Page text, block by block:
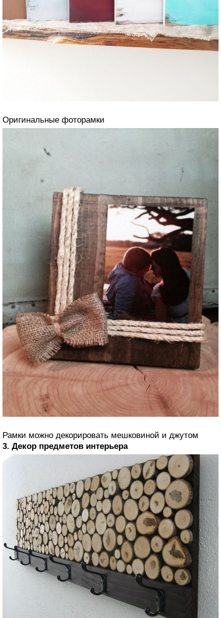
Оригинальные фоторамки
Рамки можно декорировать мешковиной и джутом
3. Декор предметов интерьера